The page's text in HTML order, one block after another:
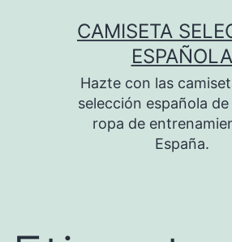
CAMISETA
ESPAÑOLA
Hazte con las
selección española
ropa de
España.